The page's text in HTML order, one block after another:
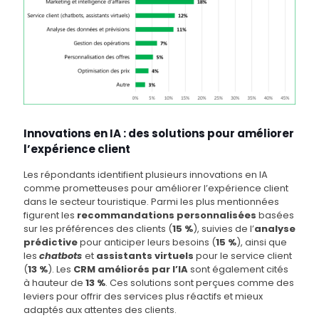
Innovations en IA : des solutions pour améliorer
l’expérience client
Les répondants identifient plusieurs innovations en IA
comme prometteuses pour améliorer l’expérience client
dans le secteur touristique. Parmi les plus mentionnées
figurent les recommandations personnalisées basées
sur les préférences des clients (15 %), suivies de l’analyse
prédictivepour anticiper leurs besoins (15 %), ainsi que
les chatbots et assistants virtuels pour le service client
(13 %). Les CRM améliorés par l’IAsont également cités
à hauteur de 13 %. Ces solutions sont perçues comme des
leviers pour offrir des services plus réactifs et mieux
adaptés aux attentes des clients.